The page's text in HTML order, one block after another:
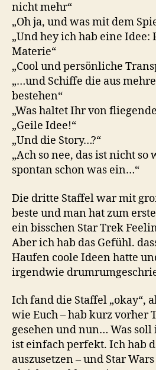
nicht mehr“
„Oh ja, und was mit dem
„Und hey ich hab eine
Materie“
„Cool und persönliche
„…und Schiffe die aus
bestehen“
„Was haltet Ihr von
„Geile Idee!“
„Und die Story…?“
„Ach so nee, das ist nicht
spontan schon was ein…“
Die dritte Staffel war mit
beste und man hat zum
ein bisschen Star Trek
Aber ich hab das Gefühl.
Haufen coole Ideen hatte
irgendwie
Ich fand die Staffel „okay“,
wie Euch – hab kurz vorher
gesehen und nun… Was soll
ist einfach perfekt. Ich hab
auszusetzen – und Star